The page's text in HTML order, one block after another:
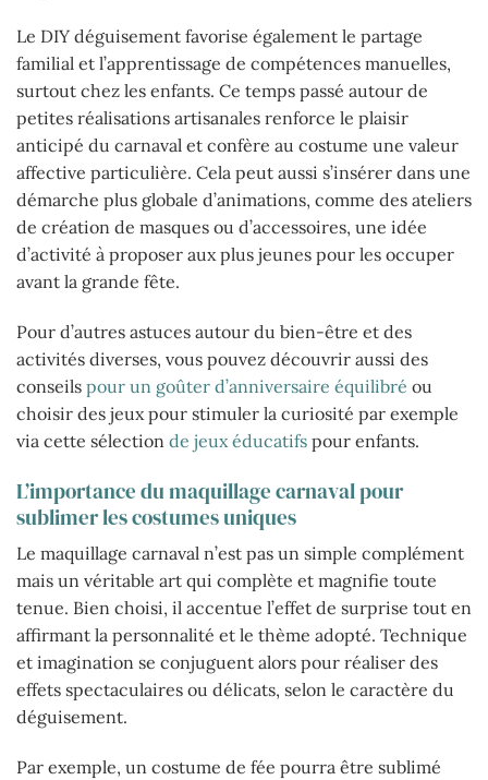
Le DIY déguisement favorise également le partage
familial et l’apprentissage de compétences manuelles,
surtout chez les enfants. Ce temps passé autour de
petites réalisations artisanales renforce le plaisir
anticipé du carnaval et confère au costume une valeur
affective particulière. Cela peut aussi s’insérer dans une
démarche plus globale d’animations, comme des ateliers
de création de masques ou d’accessoires, une idée
d’activité à proposer aux plus jeunes pour les occuper
avant la grande fête.
Pour d’autres astuces autour du bien-être et des
activités diverses, vous pouvez découvrir aussi des
conseils pour un goûter d’anniversaire équilibré ou
choisir des jeux pour stimuler la curiosité par exemple
via cette sélection de jeux éducatifs pour enfants.
L’importance du maquillage carnaval pour
sublimer les costumes uniques
Le maquillage carnaval n’est pas un simple complément
mais un véritable art qui complète et magnifie toute
tenue. Bien choisi, il accentue l’effet de surprise tout en
affirmant la personnalité et le thème adopté. Technique
et imagination se conjuguent alors pour réaliser des
effets spectaculaires ou délicats, selon le caractère du
déguisement.
Par exemple, un costume de fée pourra être sublimé